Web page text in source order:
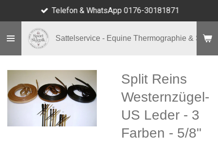
Hauptinhalt
springen
Sattelservice - Equine Thermographie & Shop
Telefon & WhatsApp 0176-30181871
Split Reins
Westernzügel-
US Leder - 3
Farben - 5/8"